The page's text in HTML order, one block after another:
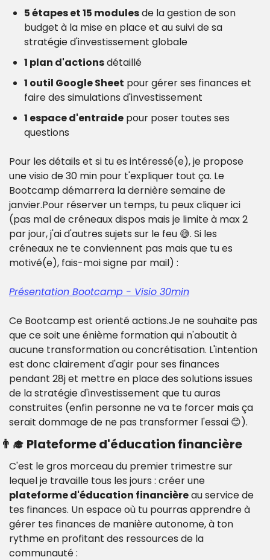
5 étapes et 15 modules de la gestion de son
budget à la mise en place et au suivi de sa
stratégie d'investissement globale
1 plan d'actions détaillé
1 outil Google Sheet pour gérer ses finances et
faire des simulations d'investissement
1 espace d'entraide pour poser toutes ses
questions
Pour les détails et si tu es intéressé(e), je propose
une visio de 30 min pour t'expliquer tout ça. Le
Bootcamp démarrera la dernière semaine de
janvier.Pour réserver un temps, tu peux cliquer ici
(pas mal de créneaux dispos mais je limite à max 2
par jour, j'ai d'autres sujets sur le feu 😅. Si les
créneaux ne te conviennent pas mais que tu es
motivé(e), fais-moi signe par mail) :
Présentation Bootcamp - Visio 30min
Ce Bootcamp est orienté actions.Je ne souhaite pas
que ce soit une énième formation qui n'aboutit à
aucune transformation ou concrétisation. L'intention
est donc clairement d'agir pour ses finances
pendant 28j et mettre en place des solutions issues
de la stratégie d'investissement que tu auras
construites (enfin personne ne va te forcer mais ça
serait dommage de ne pas transformer l'essai 😊).
👨‍🎓 Plateforme d'éducation financière
C'est le gros morceau du premier trimestre sur
plateforme d'éducation financière au service de
tes finances. Un espace où tu pourras apprendre à
gérer tes finances de manière autonome, à ton
rythme en profitant des ressources de la
communauté :